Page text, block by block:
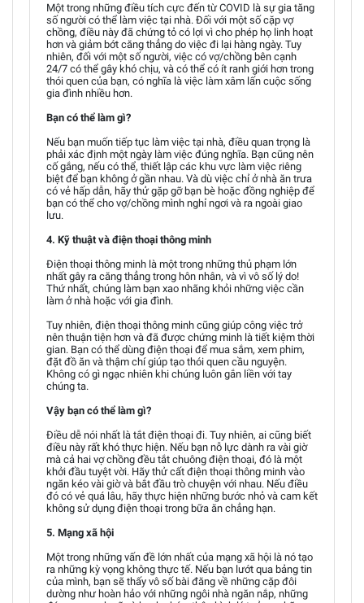
Một trong những điều tích cực đến từ COVID là sự gia tăng
số người có thể làm việc tại nhà. Đối với một số cặp vợ
chồng, điều này đã chứng tỏ có lợi vì cho phép họ linh hoạt
hơn và giảm bớt căng thẳng do việc đi lại hàng ngày. Tuy
nhiên, đối với một số người, việc có vợ/chồng bên cạnh
24/7 có thể gây khó chịu, và có thể có ít ranh giới hơn trong
thói quen của bạn, có nghĩa là việc làm xâm lấn cuộc sống
gia đình nhiều hơn.
Bạn có thể làm gì?
Nếu bạn muốn tiếp tục làm việc tại nhà, điều quan trọng là
phải xác định một ngày làm việc đúng nghĩa. Bạn cũng nên
cố gắng, nếu có thể, thiết lập các khu vực làm việc riêng
biệt để bạn không ở gần nhau. Và dù việc chỉ ở nhà ăn trưa
có vẻ hấp dẫn, hãy thử gặp gỡ bạn bè hoặc đồng nghiệp để
bạn có thể cho vợ/chồng mình nghỉ ngơi và ra ngoài giao
lưu.
4. Kỹ thuật và điện thoại thông minh
Điện thoại thông minh là một trong những thủ phạm lớn
nhất gây ra căng thẳng trong hôn nhân, và vì vô số lý do!
Thứ nhất, chúng làm bạn xao nhãng khỏi những việc cần
làm ở nhà hoặc với gia đình.
Tuy nhiên, điện thoại thông minh cũng giúp công việc trở
nên thuận tiện hơn và đã được chứng minh là tiết kiệm thời
gian. Bạn có thể dùng điện thoại để mua sắm, xem phim,
đặt đồ ăn và thậm chí giúp tạo thói quen cầu nguyện.
Không có gì ngạc nhiên khi chúng luôn gắn liền với tay
chúng ta.
Vậy bạn có thể làm gì?
Điều dễ nói nhất là tắt điện thoại đi. Tuy nhiên, ai cũng biết
điều này rất khó thực hiện. Nếu bạn nỗ lực dành ra vài giờ
mà cả hai vợ chồng đều tắt chuông điện thoại, đó là một
khởi đầu tuyệt vời. Hãy thử cất điện thoại thông minh vào
ngăn kéo vài giờ và bắt đầu trò chuyện với nhau. Nếu điều
đó có vẻ quá lâu, hãy thực hiện những bước nhỏ và cam kết
không sử dụng điện thoại trong bữa ăn chẳng hạn.
5. Mạng xã hội
Một trong những vấn đề lớn nhất của mạng xã hội là nó tạo
ra những kỳ vọng không thực tế. Nếu bạn lướt qua bảng tin
của mình, bạn sẽ thấy vô số bài đăng về những cặp đôi
dường như hoàn hảo với những ngôi nhà ngăn nắp, những